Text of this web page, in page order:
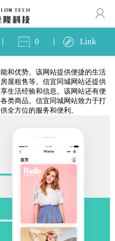
0 Link
和优势。该网站提供便捷的生活
屋租售等。信宜同城网站还提供
生活经验和信息。该网站还有便
类商品。信宜同城网站致力于打
全方位的服务和便利。